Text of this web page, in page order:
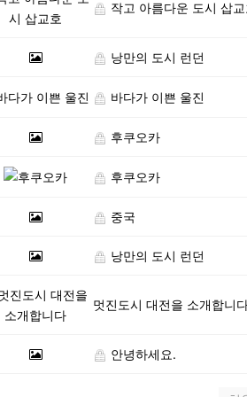
작고 아름다운 도시 삽
낭만의 도시 런던
바다가 이쁜 울진
후쿠오카
후쿠오카
중국
낭만의 도시 런던
멋진도시 대전을 소개합니
안녕하세요.